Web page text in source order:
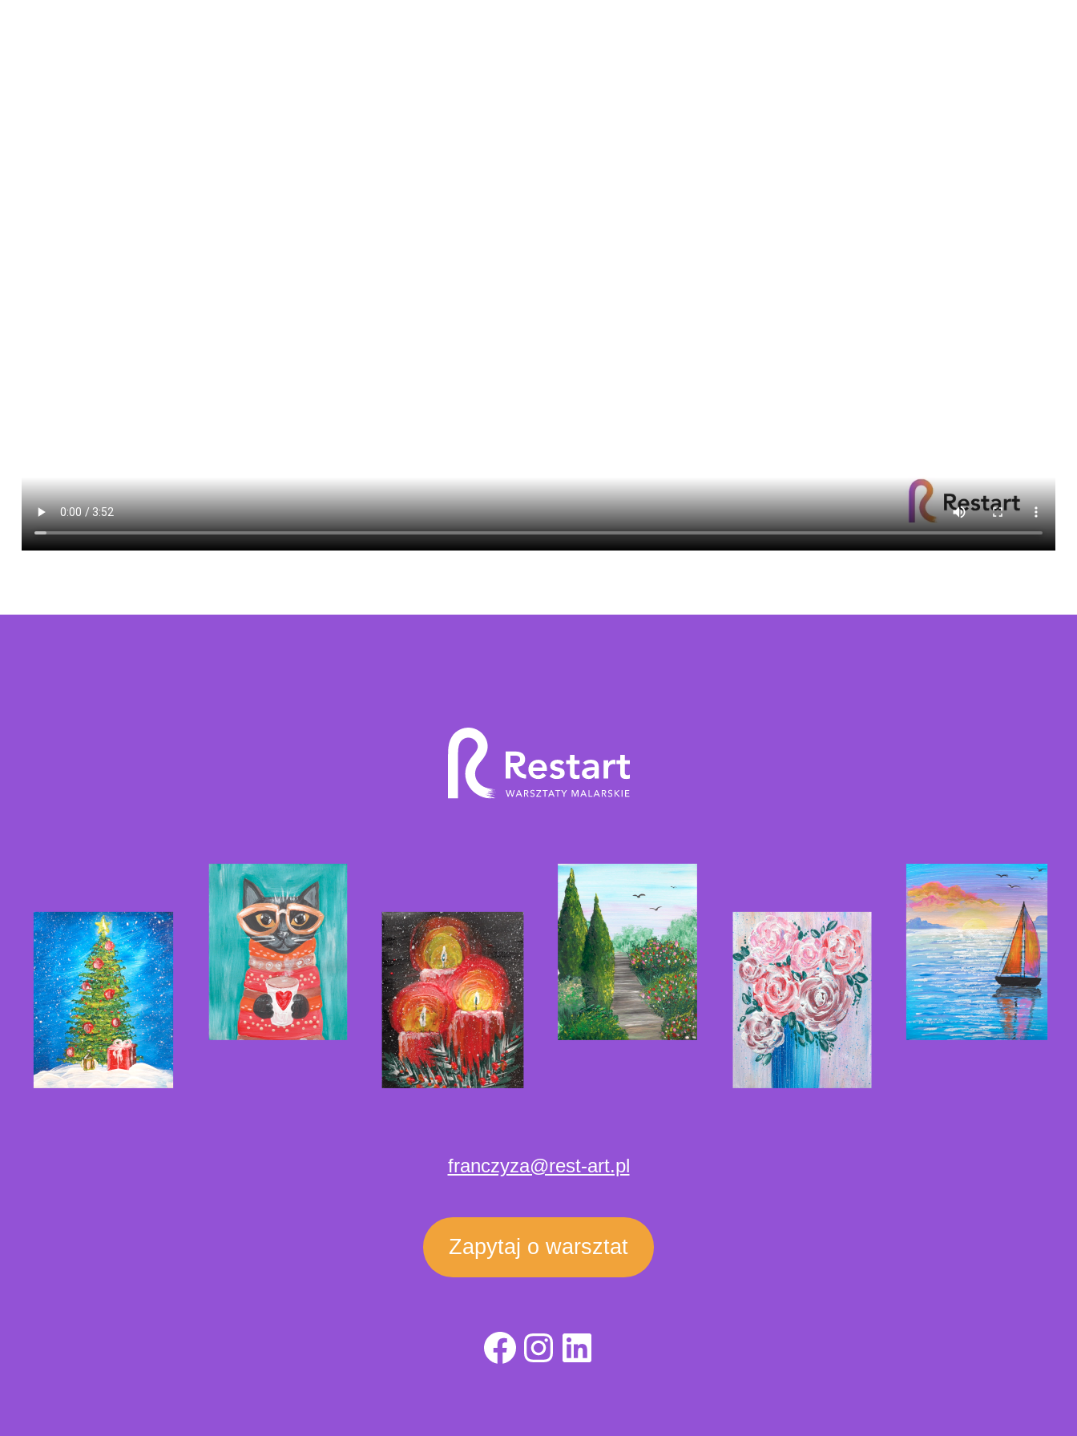
franczyza@rest-art.pl
Zapytaj o warsztat
Facebook
Instagram
LinkedIn